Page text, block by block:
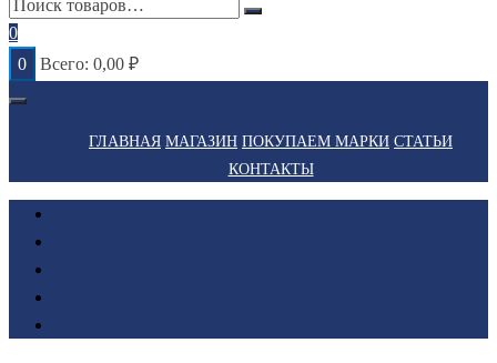
0
0
Всего: 0,00 ₽
ГЛАВНАЯ МАГАЗИН ПОКУПАЕМ МАРКИ СТАТЬИ
КОНТАКТЫ